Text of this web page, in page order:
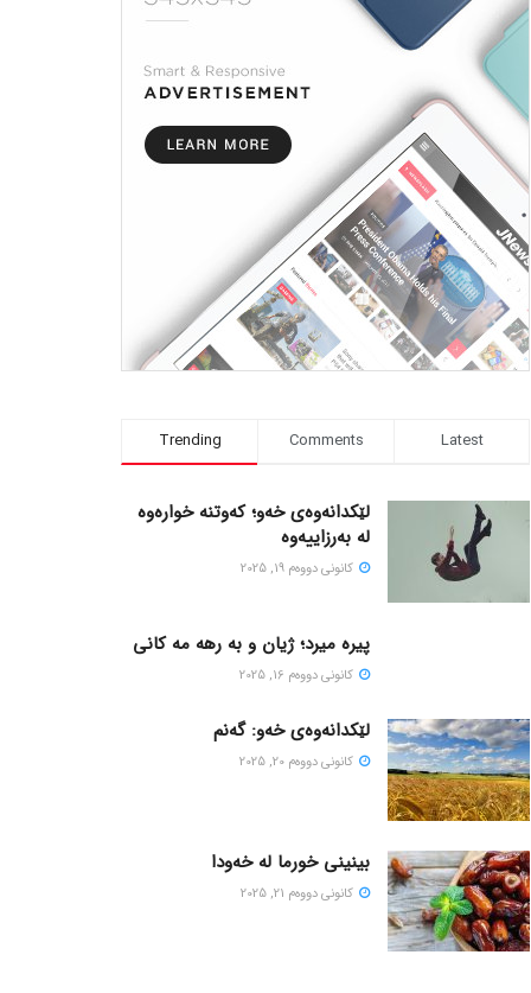
Trending Comments Latest
لێکدانەوەی خەو؛ کەوتنە خوارەوە
لە بەرزاییەوە
كانونی دووه‌م 19, 2025
پیره میرد؛ ژیان و به رهه مه کانی
كانونی دووه‌م 16, 2025
لێکدانەوەی خەو: گەنم
كانونی دووه‌م 20, 2025
بینینی خورما لە خەودا
كانونی دووه‌م 21, 2025